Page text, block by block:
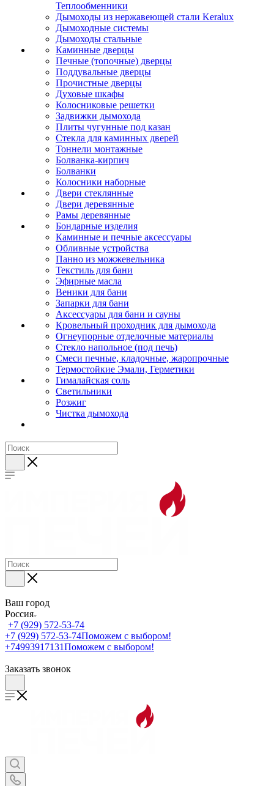
Теплообменники
Дымоходы из нержавеющей стали Keralux
Дымоходные системы
Дымоходы стальные
Каминные дверцы
Печные (топочные) дверцы
Поддувальные дверцы
Прочистные дверцы
Духовые шкафы
Колосниковые решетки
Задвижки дымохода
Плиты чугунные под казан
Стекла для каминных дверей
Тоннели монтажные
Болванка-кирпич
Болванки
Колосники наборные
Двери стеклянные
Двери деревянные
Рамы деревянные
Бондарные изделия
Каминные и печные аксессуары
Обливные устройства
Панно из можжевельника
Текстиль для бани
Эфирные масла
Веники для бани
Запарки для бани
Аксессуары для бани и сауны
Кровельный проходник для дымохода
Огнеупорные отделочные материалы
Стекло напольное (под печь)
Смеси печные, кладочные, жаропрочные
Термостойкие Эмали, Герметики
Гималайская соль
Светильники
Розжиг
Чистка дымохода
Ваш город
Россия
+7 (929) 572-53-74
+7 (929) 572-53-74Поможем с выбором!
+74993917131Поможем с выбором!
Заказать звонок